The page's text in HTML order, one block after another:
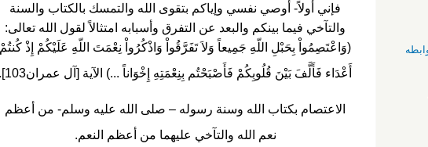
فإني أولاً- أوصي نفسي وإياكم بتقوى الله والتمسك بالكتاب والسنة
والتآخي فيما بينكم والبعد عن التفرق وأسبابه امتثالاً لقول الله تعالى:
(وَاعْتَصِمُواْ بِحَبْلِ اللّهِ جَمِيعاً وَلاَ تَفَرَّقُواْ وَاذْكُرُواْ نِعْمَتَ اللّهِ عَلَيْكُمْ إِذْ كُنتُمْ
أَعْدَاء فَأَلَّفَ بَيْنَ قُلُوبِكُمْ فَأَصْبَحْتُم بِنِعْمَتِهِ إِخْوَاناً ...) الآية [آل عمران103].
الاعتصام بكتاب الله وسنة رسوله – صلى الله عليه وسلم- من أعظم
نعم الله والتآخي عليهما من أعظم النعم.